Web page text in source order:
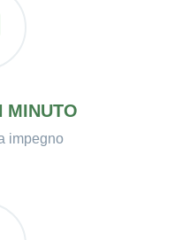
MINUTO
impegno